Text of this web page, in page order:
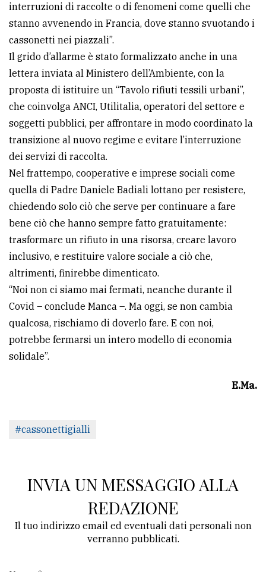
interruzioni di raccolte o di fenomeni come quelli che
stanno avvenendo in Francia, dove stanno svuotando i
cassonetti nei piazzali”.
Il grido d’allarme è stato formalizzato anche in una
lettera inviata al Ministero dell’Ambiente, con la
proposta di istituire un “Tavolo rifiuti tessili urbani”,
che coinvolga ANCI, Utilitalia, operatori del settore e
soggetti pubblici, per affrontare in modo coordinato la
transizione al nuovo regime e evitare l’interruzione
dei servizi di raccolta.
Nel frattempo, cooperative e imprese sociali come
quella di Padre Daniele Badiali lottano per resistere,
chiedendo solo ciò che serve per continuare a fare
bene ciò che hanno sempre fatto gratuitamente:
trasformare un rifiuto in una risorsa, creare lavoro
inclusivo, e restituire valore sociale a ciò che,
altrimenti, finirebbe dimenticato.
“Noi non ci siamo mai fermati, neanche durante il
Covid – conclude Manca –. Ma oggi, se non cambia
qualcosa, rischiamo di doverlo fare. E con noi,
potrebbe fermarsi un intero modello di economia
solidale”.
E.Ma.
#cassonettigialli
INVIA UN MESSAGGIO ALLA
REDAZIONE
Il tuo indirizzo email ed eventuali dati personali non
verranno pubblicati.